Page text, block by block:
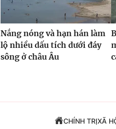
Nắng nóng và hạn hán làm
lộ nhiều dấu tích dưới đáy
sông ở châu Âu
CHÍNH TRỊXÃ